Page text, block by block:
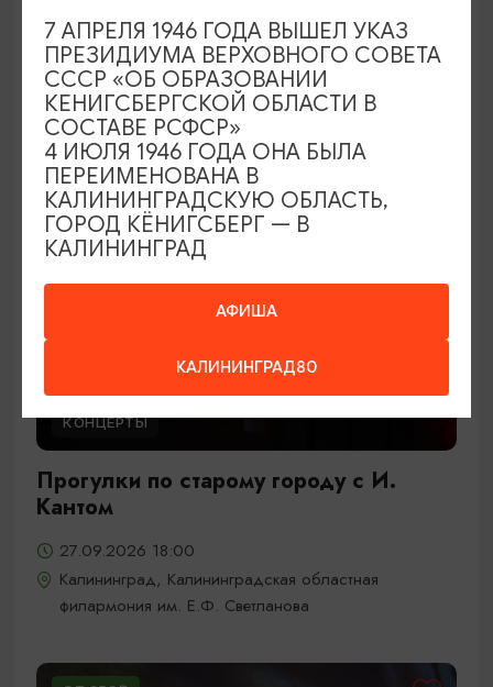
В джазе только девушки
27.09.2026 17:00
Светлогорск, Театр эстрады «Янтарь-холл»
ОТ 900₽
КОНЦЕРТЫ
Прогулки по старому городу с И.
Кантом
27.09.2026 18:00
Калининград, Калининградская областная
филармония им. Е.Ф. Светланова
АФИША
КАЛИНИНГРАД80
7 АПРЕЛЯ 1946 ГОДА ВЫШЕЛ УКАЗ
ПРЕЗИДИУМА ВЕРХОВНОГО СОВЕТА
СССР «ОБ ОБРАЗОВАНИИ
КЕНИГСБЕРГСКОЙ ОБЛАСТИ В
СОСТАВЕ РСФСР»
4 ИЮЛЯ 1946 ГОДА ОНА БЫЛА
ПЕРЕИМЕНОВАНА В
КАЛИНИНГРАДСКУЮ ОБЛАСТЬ,
ГОРОД КЁНИГСБЕРГ — В
КАЛИНИНГРАД